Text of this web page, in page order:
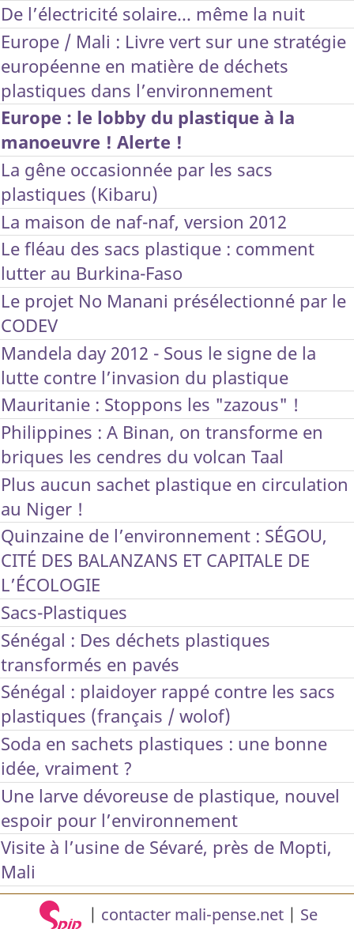
De l’électricité solaire... même la nuit
Europe / Mali : Livre vert sur une stratégie
européenne en matière de déchets
plastiques dans l’environnement
Europe : le lobby du plastique à la
manoeuvre ! Alerte !
La gêne occasionnée par les sacs
plastiques (Kibaru)
La maison de naf-naf, version 2012
Le fléau des sacs plastique : comment
lutter au Burkina-Faso
Le projet No Manani présélectionné par le
CODEV
Mandela day 2012 - Sous le signe de la
lutte contre l’invasion du plastique
Mauritanie : Stoppons les "zazous" !
Philippines : A Binan, on transforme en
briques les cendres du volcan Taal
Plus aucun sachet plastique en circulation
au Niger !
Quinzaine de l’environnement : SÉGOU,
CITÉ DES BALANZANS ET CAPITALE DE
L’ÉCOLOGIE
Sacs-Plastiques
Sénégal : Des déchets plastiques
transformés en pavés
Sénégal : plaidoyer rappé contre les sacs
plastiques (français / wolof)
Soda en sachets plastiques : une bonne
idée, vraiment ?
Une larve dévoreuse de plastique, nouvel
espoir pour l’environnement
Visite à l’usine de Sévaré, près de Mopti,
Mali
| contacter mali-pense.net| Se